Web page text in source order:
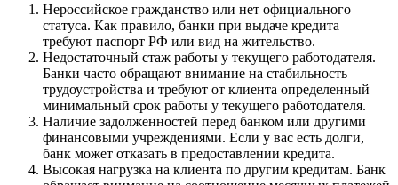
Нероссийское гражданство или нет официального
статуса. Как правило, банки при выдаче кредита
требуют паспорт РФ или вид на жительство.
Недостаточный стаж работы у текущего работодателя.
Банки часто обращают внимание на стабильность
трудоустройства и требуют от клиента определенный
минимальный срок работы у текущего работодателя.
Наличие задолженностей перед банком или другими
финансовыми учреждениями. Если у вас есть долги,
банк может отказать в предоставлении кредита.
Высокая нагрузка на клиента по другим кредитам. Банк